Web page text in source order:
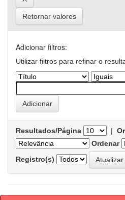
Retornar valores
Adicionar filtros:
Utilizar filtros para refinar o
Resultados/Página |
Ordenar
Registro(s)